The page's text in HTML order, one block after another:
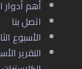
أهم
اتصل بنا
الأسبوع
التقرير